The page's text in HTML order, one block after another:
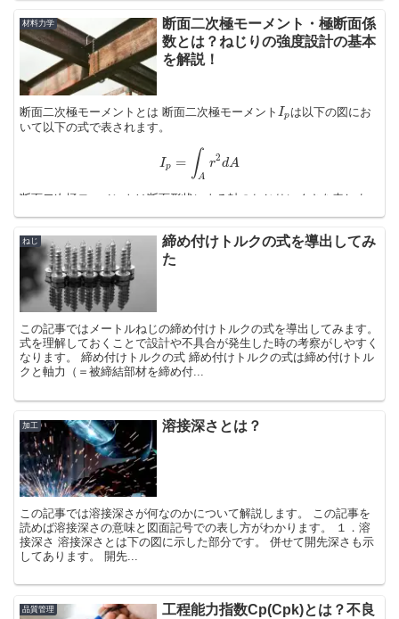
材料力学
断面二次極モーメント・極断面係
数とは？ねじりの強度設計の基本
を解説！
断面二次極モーメントとは 断面二次極モーメント Ip は以下の図にお
いて以下の式で表されます。
Ip = ∫A
r2dA
断面二次極モーメントは断面形状による軸のねじりにくさを表しま
ねじ
締め付けトルクの式を導出してみ
た
この記事ではメートルねじの締め付けトルクの式を導出してみます。
式を理解しておくことで設計や不具合が発生した時の考察がしやすく
なります。 締め付けトルクの式 締め付けトルクの式は締め付けトル
クと軸力（＝被締結部材を締め付...
加工 溶接深さとは？
この記事では溶接深さが何なのかについて解説します。 この記事を
読めば溶接深さの意味と図面記号での表し方がわかります。 １．溶
接深さ 溶接深さとは下の図に示した部分です。 併せて開先深さも示
してあります。 開先...
品質管理
工程能力指数Cp(Cpk)とは？不良